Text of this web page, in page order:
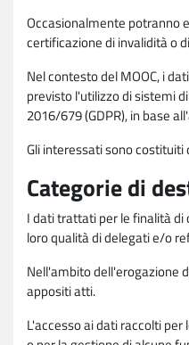
Occasionalmente potranno
certificazione di invalidità o
Nel contesto del MOOC, i
previsto l'utilizzo di sistemi
2016/679 (GDPR), in base
Gli interessati sono
Categorie di
I dati trattati per le finalità di
loro qualità di delegati e/o
Nell'ambito dell'erogazione
appositi atti.
L'accesso ai dati raccolti